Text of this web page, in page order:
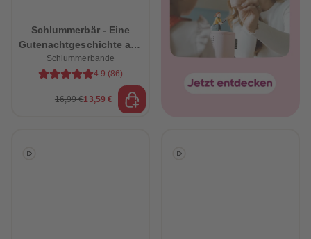
Schlummerbär - Eine
Gutenachtgeschichte aus
dem Schlummerwald
Schlummerbande
4.9 (86)
16,99 €13,59 €